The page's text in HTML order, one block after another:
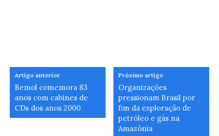
Artigo anterior
Bemol comemora 83
anos com cabines de
CDs dos anos 2000
Próximo artigo
Organizações
pressionam Brasil por
fim da exploração de
petróleo e gás na
Amazônia